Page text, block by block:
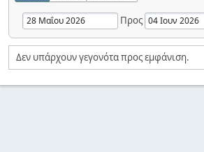
Προς
Δεν υπάρχουν γεγονότα προς εμφάνιση.